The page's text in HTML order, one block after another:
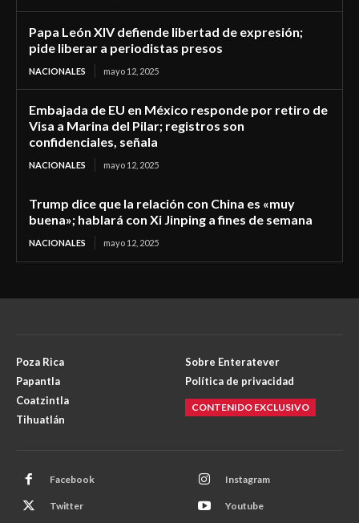
Papa León XIV defiende libertad de expresión;
pide liberar a periodistas presos
NACIONALES mayo 12, 2025
Embajada de EU en México responde por retiro de
Visa a Marina del Pilar; registros son
confidenciales, señala
NACIONALES mayo 12, 2025
Trump dice que la relación con China es «muy
buena»; hablará con Xi Jinping a fines de semana
NACIONALES mayo 12, 2025
Poza Rica
Papantla
Coatzintla
Tihuatlán
Sobre Enteratever
Política de privacidad
CONTENIDO EXCLUSIVO
Facebook Instagram
Twitter Youtube